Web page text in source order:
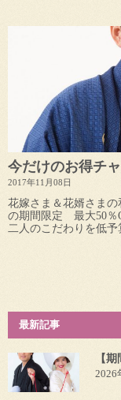
今だけのお得チ
2017年11月08日
花嫁さま＆花婿さま
の期間限定 最大50％
二人のこだわりを低予
最新記事
【
2026